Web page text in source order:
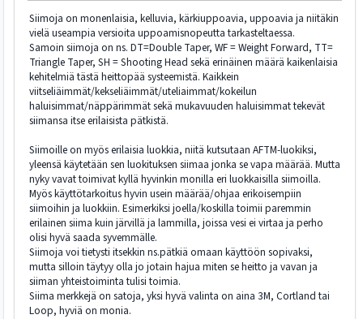
Siimoja on monenlaisia, kelluvia, kärkiuppoavia, uppoavia ja niitäkin
vielä useampia versioita uppoamisnopeutta tarkasteltaessa.
Samoin siimoja on ns. DT=Double Taper, WF = Weight Forward, TT=
Triangle Taper, SH = Shooting Head sekä erinäinen määrä kaikenlaisia
kehitelmiä tästä heittopää systeemistä. Kaikkein
viitseliäimmät/kekseliäimmät/uteliaimmat/kokeilun
haluisimmat/näppärimmät sekä mukavuuden haluisimmat tekevät
siimansa itse erilaisista pätkistä.
Siimoille on myös erilaisia luokkia, niitä kutsutaan AFTM-luokiksi,
yleensä käytetään sen luokituksen siimaa jonka se vapa määrää. Mutta
nyky vavat toimivat kyllä hyvinkin monilla eri luokkaisilla siimoilla.
Myös käyttötarkoitus hyvin usein määrää/ohjaa erikoisempiin
siimoihin ja luokkiin. Esimerkiksi joella/koskilla toimii paremmin
erilainen siima kuin järvillä ja lammilla, joissa vesi ei virtaa ja perho
olisi hyvä saada syvemmälle.
Siimoja voi tietysti itsekkin ns.pätkiä omaan käyttöön sopivaksi,
mutta silloin täytyy olla jo jotain hajua miten se heitto ja vavan ja
siiman yhteistoiminta tulisi toimia.
Siima merkkejä on satoja, yksi hyvä valinta on aina 3M, Cortland tai
Loop, hyviä on monia.